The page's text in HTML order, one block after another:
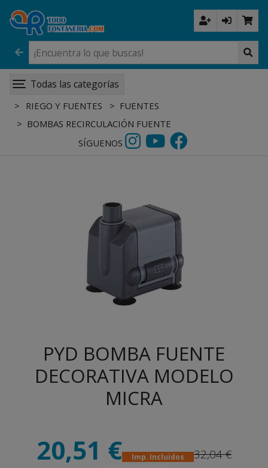
Todas las categorías
RIEGO Y FUENTES
FUENTES
BOMBAS RECIRCULACIÓN FUENTE
SÍGUENOS
PYD BOMBA FUENTE
DECORATIVA MODELO
MICRA
20,51 € Imp. Incluidos
32,04 €